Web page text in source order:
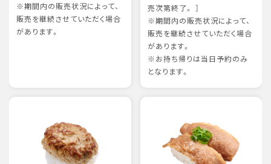
※期間内の販売状況によって、
販売を継続させていただく場合
があります。
売次第終了。 ］
※期間内の販売状況によって、
販売を継続させていただく場合
があります。
※お持ち帰りは当日予約のみ
となります。